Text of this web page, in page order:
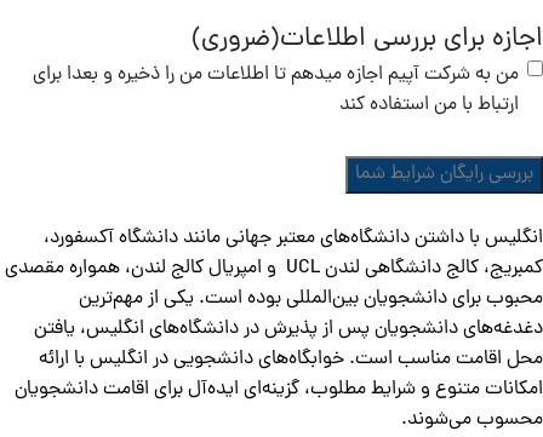
اجازه برای بررسی اطلاعات(ضروری)
من به شرکت آپیم اجازه میدهم تا اطلاعات من را ذخیره و بعدا برای
ارتباط با من استفاده کند
انگلیس با داشتن دانشگاه‌های معتبر جهانی مانند دانشگاه آکسفورد،
کمبریج، کالج دانشگاهی لندن UCL و امپریال کالج لندن، همواره مقصدی
محبوب برای دانشجویان بین‌المللی بوده است. یکی از مهم‌ترین
دغدغه‌های دانشجویان پس از پذیرش در دانشگاه‌های انگلیس، یافتن
محل اقامت مناسب است. خوابگاه‌های دانشجویی در انگلیس با ارائه
امکانات متنوع و شرایط مطلوب، گزینه‌ای ایده‌آل برای اقامت دانشجویان
محسوب می‌شوند.